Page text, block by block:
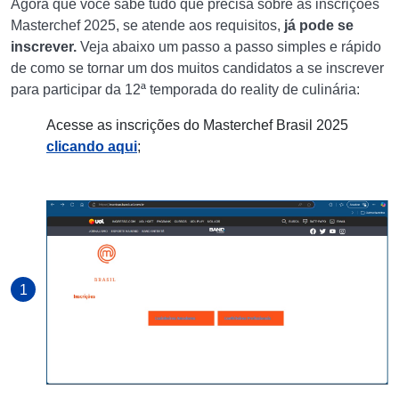
Agora que você sabe tudo que precisa sobre as inscrições
Masterchef 2025, se atende aos requisitos, já pode se
inscrever. Veja abaixo um passo a passo simples e rápido
de como se tornar um dos muitos candidatos a se inscrever
para participar da 12ª temporada do reality de culinária:
Acesse as inscrições do Masterchef Brasil 2025
clicando aqui;